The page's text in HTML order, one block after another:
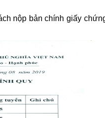
nộp bản chính giấy